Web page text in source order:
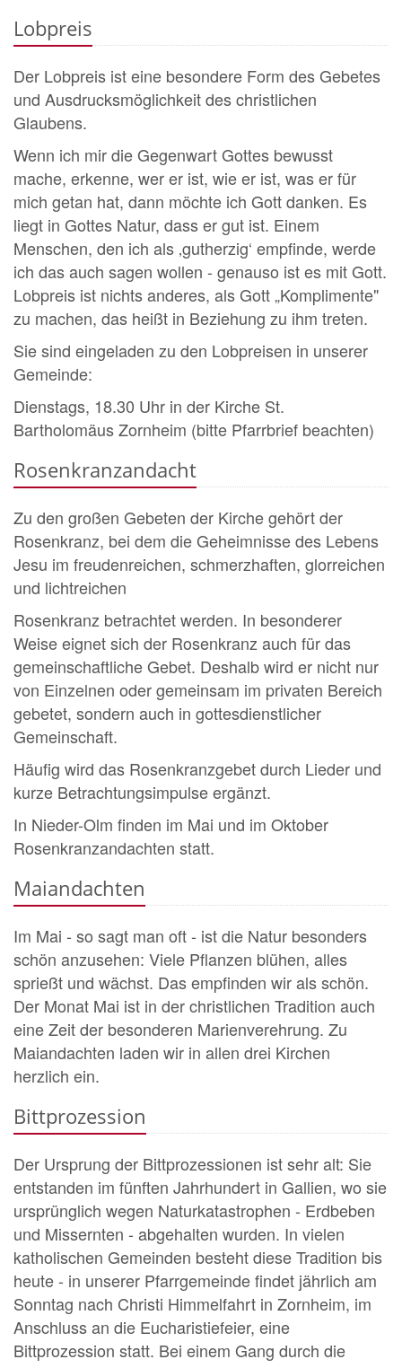
Lobpreis
Der Lobpreis ist eine besondere Form des Gebetes
und Ausdrucksmöglichkeit des christlichen
Glaubens.
Wenn ich mir die Gegenwart Gottes bewusst
mache, erkenne, wer er ist, wie er ist, was er für
mich getan hat, dann möchte ich Gott danken. Es
liegt in Gottes Natur, dass er gut ist. Einem
Menschen, den ich als ‚gutherzig‘ empfinde, werde
ich das auch sagen wollen - genauso ist es mit Gott.
Lobpreis ist nichts anderes, als Gott „Komplimente"
zu machen, das heißt in Beziehung zu ihm treten.
Sie sind eingeladen zu den Lobpreisen in unserer
Gemeinde:
Dienstags, 18.30 Uhr in der Kirche St.
Bartholomäus Zornheim (bitte Pfarrbrief beachten)
Rosenkranzandacht
Zu den großen Gebeten der Kirche gehört der
Rosenkranz, bei dem die Geheimnisse des Lebens
Jesu im freudenreichen, schmerzhaften, glorreichen
und lichtreichen
Rosenkranz betrachtet werden. In besonderer
Weise eignet sich der Rosenkranz auch für das
gemeinschaftliche Gebet. Deshalb wird er nicht nur
von Einzelnen oder gemeinsam im privaten Bereich
gebetet, sondern auch in gottesdienstlicher
Gemeinschaft.
Häufig wird das Rosenkranzgebet durch Lieder und
kurze Betrachtungsimpulse ergänzt.
In Nieder-Olm finden im Mai und im Oktober
Rosenkranzandachten statt.
Maiandachten
Im Mai - so sagt man oft - ist die Natur besonders
schön anzusehen: Viele Pflanzen blühen, alles
sprießt und wächst. Das empfinden wir als schön.
Der Monat Mai ist in der christlichen Tradition auch
eine Zeit der besonderen Marienverehrung. Zu
Maiandachten laden wir in allen drei Kirchen
herzlich ein.
Bittprozession
Der Ursprung der Bittprozessionen ist sehr alt: Sie
entstanden im fünften Jahrhundert in Gallien, wo sie
ursprünglich wegen Naturkatastrophen - Erdbeben
und Missernten - abgehalten wurden. In vielen
katholischen Gemeinden besteht diese Tradition bis
heute - in unserer Pfarrgemeinde findet jährlich am
Sonntag nach Christi Himmelfahrt in Zornheim, im
Anschluss an die Eucharistiefeier, eine
Bittprozession statt. Bei einem Gang durch die